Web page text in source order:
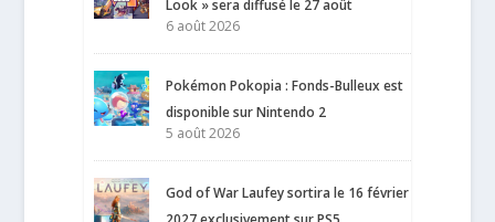
Look » sera diffusé le 27 août
6 août 2026
Pokémon Pokopia : Fonds-Bulleux est
disponible sur Nintendo 2
5 août 2026
God of War Laufey sortira le 16 février